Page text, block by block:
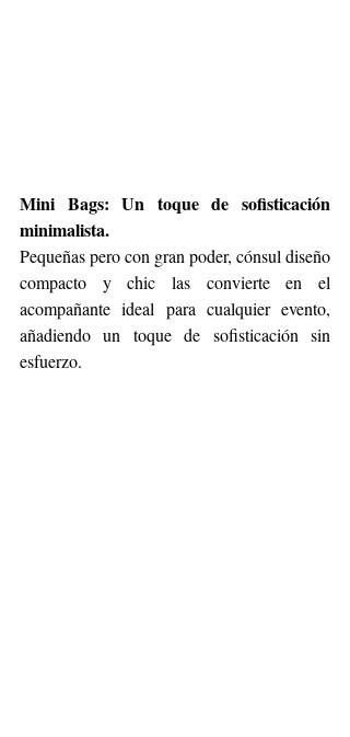
Mini Bags: Un toque de sofisticación
minimalista.
Pequeñas pero con gran poder, cónsul diseño
compacto y chic las convierte en el
acompañante ideal para cualquier evento,
añadiendo un toque de sofisticación sin
esfuerzo.